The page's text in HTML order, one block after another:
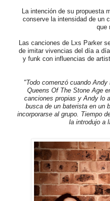
La intención de su propuesta
conserve la intensidad de un
que
Las canciones de Lxs Parker
de imitar vivencias del día a
y funk con influencias de
"Todo comenzó cuando
Queens Of The Stone Age
canciones propias y Andy lo
busca de un baterista en un
incorporarse al grupo. Tiempo
la introdujo a